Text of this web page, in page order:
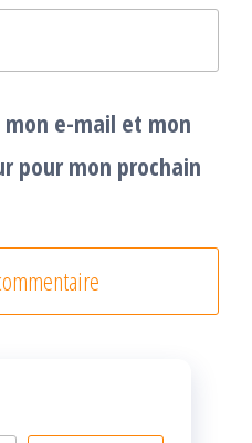
e-mail et mon
pour mon prochain